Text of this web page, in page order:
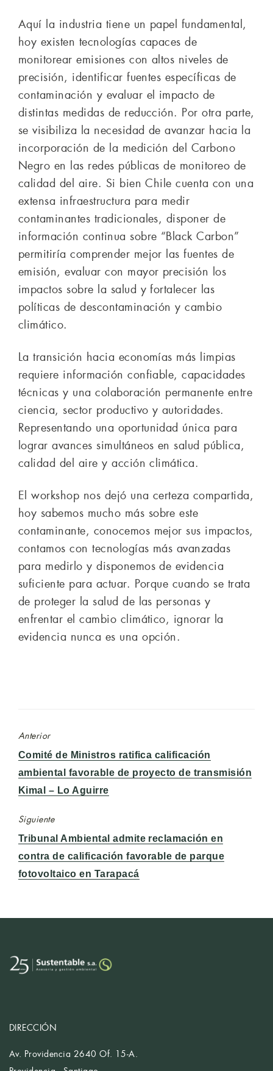
Aquí la industria tiene un papel fundamental,
hoy existen tecnologías capaces de
monitorear emisiones con altos niveles de
precisión, identificar fuentes específicas de
contaminación y evaluar el impacto de
distintas medidas de reducción. Por otra parte,
se visibiliza la necesidad de avanzar hacia la
incorporación de la medición del Carbono
Negro en las redes públicas de monitoreo de
calidad del aire. Si bien Chile cuenta con una
extensa infraestructura para medir
contaminantes tradicionales, disponer de
información continua sobre “Black Carbon”
permitiría comprender mejor las fuentes de
emisión, evaluar con mayor precisión los
impactos sobre la salud y fortalecer las
políticas de descontaminación y cambio
climático.
La transición hacia economías más limpias
requiere información confiable, capacidades
técnicas y una colaboración permanente entre
ciencia, sector productivo y autoridades.
Representando una oportunidad única para
lograr avances simultáneos en salud pública,
calidad del aire y acción climática.
El workshop nos dejó una certeza compartida,
hoy sabemos mucho más sobre este
contaminante, conocemos mejor sus impactos,
contamos con tecnologías más avanzadas
para medirlo y disponemos de evidencia
suficiente para actuar. Porque cuando se trata
de proteger la salud de las personas y
enfrentar el cambio climático, ignorar la
evidencia nunca es una opción.
Anterior
Entrada
anterior:
Comité de Ministros ratifica calificación
ambiental favorable de proyecto de transmisión
Kimal – Lo Aguirre
Siguiente
Entrada
siguiente:
Tribunal Ambiental admite reclamación en
contra de calificación favorable de parque
fotovoltaico en Tarapacá
DIRECCIÓN
Av. Providencia 2640 Of. 15-A.